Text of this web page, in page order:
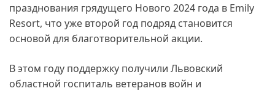
празднования грядущего Нового 2024 года в Emily
Resort, что уже второй год подряд становится
основой для благотворительной акции.
В этом году поддержку получили Львовский
областной госпиталь ветеранов войн и